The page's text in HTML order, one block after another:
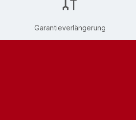
Garantieverlängerung